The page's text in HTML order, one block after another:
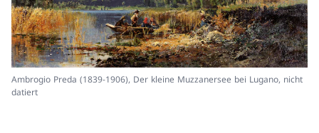
Ambrogio Preda (1839-1906), Der kleine Muzzanersee bei Lugano, nicht
datiert